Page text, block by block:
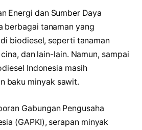
Energi dan Sumber Daya
berbagai tanaman yang
biodiesel, seperti tanaman
dan lain-lain. Namun, sampai
Indonesia masih
baku minyak sawit.
Gabungan Pengusaha
(GAPKI), serapan minyak